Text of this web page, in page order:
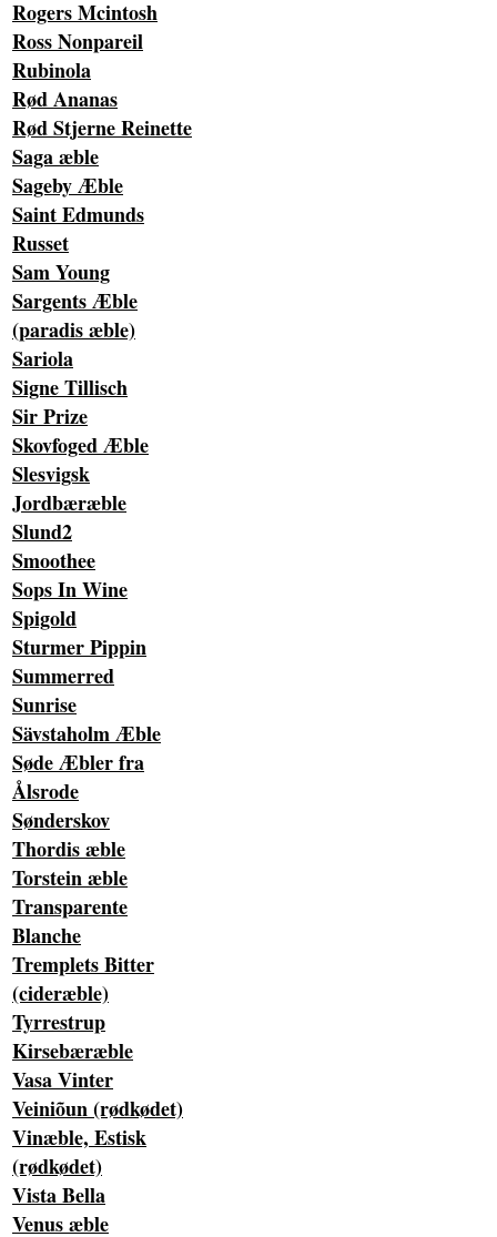
Rogers Mcintosh
Ross Nonpareil
Rubinola
Rød Ananas
Rød Stjerne Reinette
Saga æble
Sageby Æble
Saint Edmunds
Russet
Sam Young
Sargents Æble
(paradis æble)
Sariola
Signe Tillisch
Sir Prize
Skovfoged Æble
Slesvigsk
Jordbæræble
Slund2
Smoothee
Sops In Wine
Spigold
Sturmer Pippin
Summerred
Sunrise
Sävstaholm Æble
Søde Æbler fra
Ålsrode
Sønderskov
Thordis æble
Torstein æble
Transparente
Blanche
Tremplets Bitter
(cideræble)
Tyrrestrup
Kirsebæræble
Vasa Vinter
Veiniõun (rødkødet)
Vinæble, Estisk
(rødkødet)
Vista Bella
Venus æble